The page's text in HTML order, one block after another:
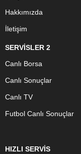
Hakkımızda
İletişim
SERVİSLER 2
Canlı Borsa
Canlı Sonuçlar
Canlı TV
Futbol Canlı Sonuçlar
HIZLI SERVİS